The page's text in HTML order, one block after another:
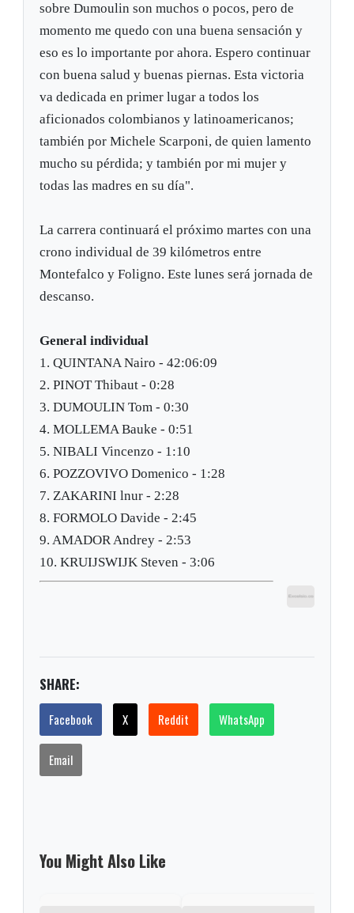
sobre Dumoulin son muchos o pocos, pero de
momento me quedo con una buena sensación y
eso es lo importante por ahora. Espero continuar
con buena salud y buenas piernas. Esta victoria
va dedicada en primer lugar a todos los
aficionados colombianos y latinoamericanos;
también por Michele Scarponi, de quien lamento
mucho su pérdida; y también por mi mujer y
todas las madres en su día".
La carrera continuará el próximo martes con una
crono individual de 39 kilómetros entre
Montefalco y Foligno. Este lunes será jornada de
descanso.
General individual
1. QUINTANA Nairo - 42:06:09
2. PINOT Thibaut - 0:28
3. DUMOULIN Tom - 0:30
4. MOLLEMA Bauke - 0:51
5. NIBALI Vincenzo - 1:10
6. POZZOVIVO Domenico - 1:28
7. ZAKARINI lnur - 2:28
8. FORMOLO Davide - 2:45
9. AMADOR Andrey - 2:53
10. KRUIJSWIJK Steven - 3:06
SHARE:
Facebook X Reddit WhatsApp
Email
You Might Also Like